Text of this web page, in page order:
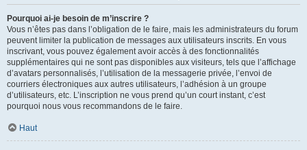
Pourquoi ai-je besoin de m’inscrire ?
Vous n’êtes pas dans l’obligation de le faire, mais les administrateurs du forum
peuvent limiter la publication de messages aux utilisateurs inscrits. En vous
inscrivant, vous pouvez également avoir accès à des fonctionnalités
supplémentaires qui ne sont pas disponibles aux visiteurs, tels que l’affichage
d’avatars personnalisés, l’utilisation de la messagerie privée, l’envoi de
courriers électroniques aux autres utilisateurs, l’adhésion à un groupe
d’utilisateurs, etc. L’inscription ne vous prend qu’un court instant, c’est
pourquoi nous vous recommandons de le faire.
Haut